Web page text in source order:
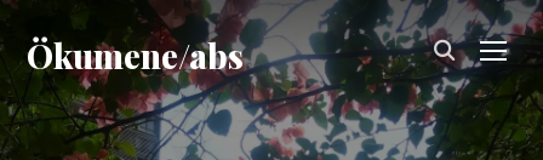
Ökumene/abs